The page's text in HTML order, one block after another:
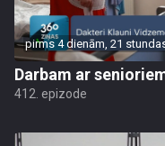
pirms 4 dienām, 21
Darbam ar
412. epizode